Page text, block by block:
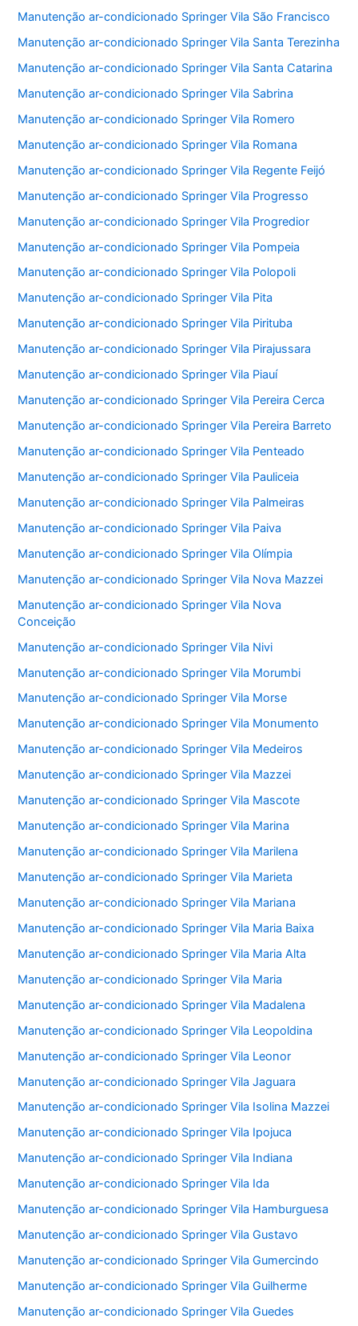
Manutenção ar-condicionado Springer Vila São Francisco
Manutenção ar-condicionado Springer Vila Santa Terezinha
Manutenção ar-condicionado Springer Vila Santa Catarina
Manutenção ar-condicionado Springer Vila Sabrina
Manutenção ar-condicionado Springer Vila Romero
Manutenção ar-condicionado Springer Vila Romana
Manutenção ar-condicionado Springer Vila Regente Feijó
Manutenção ar-condicionado Springer Vila Progresso
Manutenção ar-condicionado Springer Vila Progredior
Manutenção ar-condicionado Springer Vila Pompeia
Manutenção ar-condicionado Springer Vila Polopoli
Manutenção ar-condicionado Springer Vila Pita
Manutenção ar-condicionado Springer Vila Pirituba
Manutenção ar-condicionado Springer Vila Pirajussara
Manutenção ar-condicionado Springer Vila Piauí
Manutenção ar-condicionado Springer Vila Pereira Cerca
Manutenção ar-condicionado Springer Vila Pereira Barreto
Manutenção ar-condicionado Springer Vila Penteado
Manutenção ar-condicionado Springer Vila Pauliceia
Manutenção ar-condicionado Springer Vila Palmeiras
Manutenção ar-condicionado Springer Vila Paiva
Manutenção ar-condicionado Springer Vila Olímpia
Manutenção ar-condicionado Springer Vila Nova Mazzei
Manutenção ar-condicionado Springer Vila Nova
Conceição
Manutenção ar-condicionado Springer Vila Nivi
Manutenção ar-condicionado Springer Vila Morumbi
Manutenção ar-condicionado Springer Vila Morse
Manutenção ar-condicionado Springer Vila Monumento
Manutenção ar-condicionado Springer Vila Medeiros
Manutenção ar-condicionado Springer Vila Mazzei
Manutenção ar-condicionado Springer Vila Mascote
Manutenção ar-condicionado Springer Vila Marina
Manutenção ar-condicionado Springer Vila Marilena
Manutenção ar-condicionado Springer Vila Marieta
Manutenção ar-condicionado Springer Vila Mariana
Manutenção ar-condicionado Springer Vila Maria Baixa
Manutenção ar-condicionado Springer Vila Maria Alta
Manutenção ar-condicionado Springer Vila Maria
Manutenção ar-condicionado Springer Vila Madalena
Manutenção ar-condicionado Springer Vila Leopoldina
Manutenção ar-condicionado Springer Vila Leonor
Manutenção ar-condicionado Springer Vila Jaguara
Manutenção ar-condicionado Springer Vila Isolina Mazzei
Manutenção ar-condicionado Springer Vila Ipojuca
Manutenção ar-condicionado Springer Vila Indiana
Manutenção ar-condicionado Springer Vila Ida
Manutenção ar-condicionado Springer Vila Hamburguesa
Manutenção ar-condicionado Springer Vila Gustavo
Manutenção ar-condicionado Springer Vila Gumercindo
Manutenção ar-condicionado Springer Vila Guilherme
Manutenção ar-condicionado Springer Vila Guedes